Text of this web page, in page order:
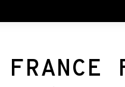
FRANCE